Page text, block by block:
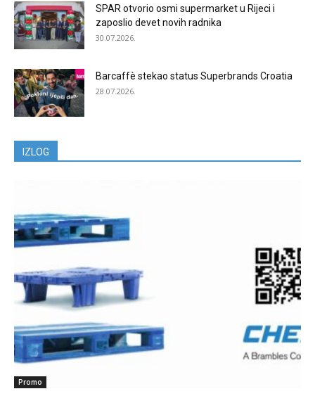
SPAR otvorio osmi supermarket u Rijeci i
zaposlio devet novih radnika
30.07.2026.
Barcaffè stekao status Superbrands Croatia
28.07.2026.
IZLOG
Promo